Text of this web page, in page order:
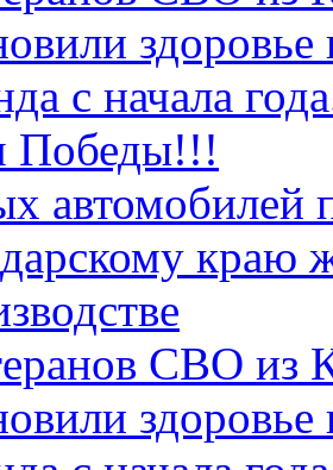
с начала
Победы!!!
автомобилей
краю
СВО из